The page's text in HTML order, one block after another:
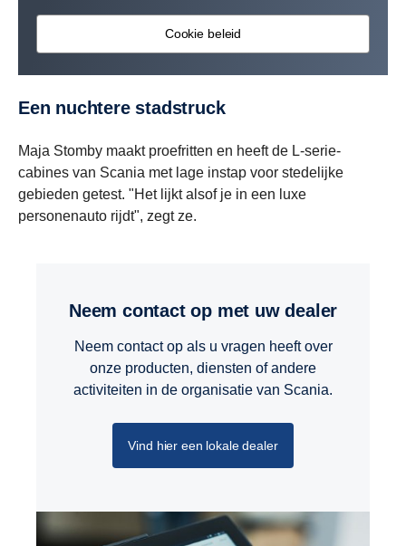
Cookie beleid
Een nuchtere stadstruck
Maja Stomby maakt proefritten en heeft de L-serie-
cabines van Scania met lage instap voor stedelijke
gebieden getest. "Het lijkt alsof je in een luxe
personenauto rijdt", zegt ze.
Neem contact op met uw dealer
Neem contact op als u vragen heeft over
onze producten, diensten of andere
activiteiten in de organisatie van Scania.
Vind hier een lokale dealer